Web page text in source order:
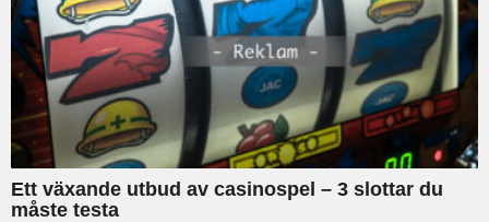
Ett växande utbud av casinospel – 3 slottar du
måste testa